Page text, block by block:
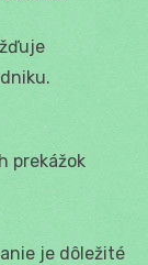
prekážok
je dôležité